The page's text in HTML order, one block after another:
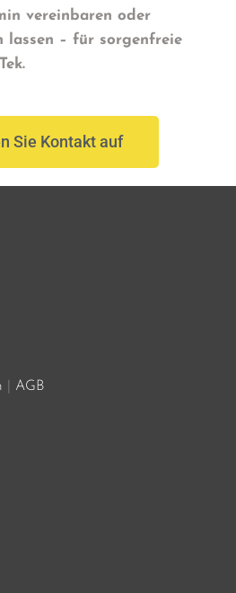
vereinbaren oder
lassen – für sorgenfreie
Sie Kontakt auf
AGB